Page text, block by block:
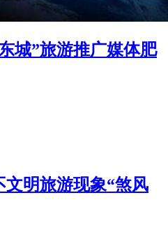
城”旅游推广媒体肥
文明旅游现象“煞风